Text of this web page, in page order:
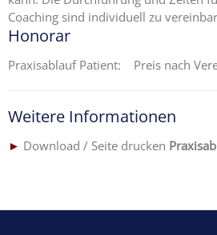
Coaching sind individuell zu
Honorar
Praxisablauf Patient: Preis nach
Weitere Informationen
► Download / Seite drucken